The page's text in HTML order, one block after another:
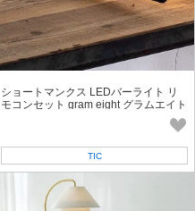
ショートマンクス LEDバーライト リ
モコンセット gram eight グラムエイト
TIC